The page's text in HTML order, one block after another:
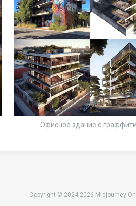
Офисное здание с
Copyright © 2024-2026 Midjourney-